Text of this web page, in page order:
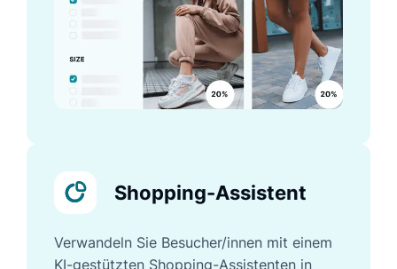
Shopping-Assistent
Verwandeln Sie Besucher/innen mit einem
KI-gestützten Shopping-Assistenten in